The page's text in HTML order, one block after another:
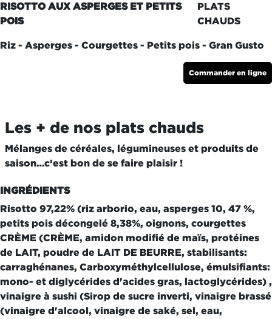
RISOTTO AUX ASPERGES ET PETITS
POIS
PLATS
CHAUDS
Riz - Asperges - Courgettes - Petits pois - Gran Gusto
Commander en ligne
Les + de nos plats chauds
Mélanges de céréales, légumineuses et produits de
saison…c’est bon de se faire plaisir !
INGRÉDIENTS
Risotto 97,22% (riz arborio, eau, asperges 10, 47 %,
petits pois décongelé 8,38%, oignons, courgettes
CRÈME (CRÈME, amidon modifié de maïs, protéines
de LAIT, poudre de LAIT DE BEURRE, stabilisants:
carraghénanes, Carboxyméthylcellulose, émulsifiants:
mono- et diglycérides d'acides gras, lactoglycérides) ,
vinaigre à sushi (Sirop de sucre inverti, vinaigre brassé
(vinaigre d'alcool, vinaigre de saké, sel, eau,